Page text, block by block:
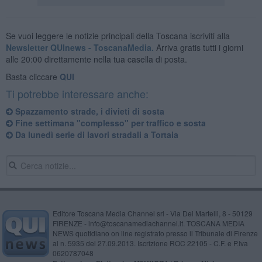
Se vuoi leggere le notizie principali della Toscana iscriviti alla
Newsletter QUInews - ToscanaMedia. Arriva gratis tutti i giorni
alle 20:00 direttamente nella tua casella di posta.
Basta cliccare QUI
Ti potrebbe interessare anche:
Spazzamento strade, i divieti di sosta
Fine settimana "complesso" per traffico e sosta
Da lunedì serie di lavori stradali a Tortaia
Editore Toscana Media Channel srl - Via Dei Martelli, 8 - 50129
FIRENZE - info@toscanamediachannel.it. TOSCANA MEDIA
NEWS quotidiano on line registrato presso il Tribunale di Firenze
al n. 5935 del 27.09.2013. Iscrizione ROC 22105 - C.F. e P.Iva
0620787048